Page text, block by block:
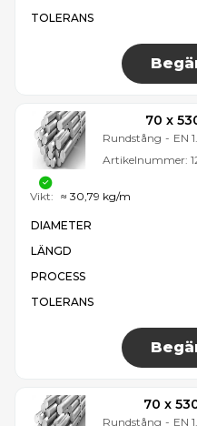
TOLERANS
70 x
Rundstång - EN
Artikelnummer:
DIAMETER
LÄNGD
PROCESS
TOLERANS
Vikt: ≈ 30,79 kg/m
70 x
Rundstång - EN